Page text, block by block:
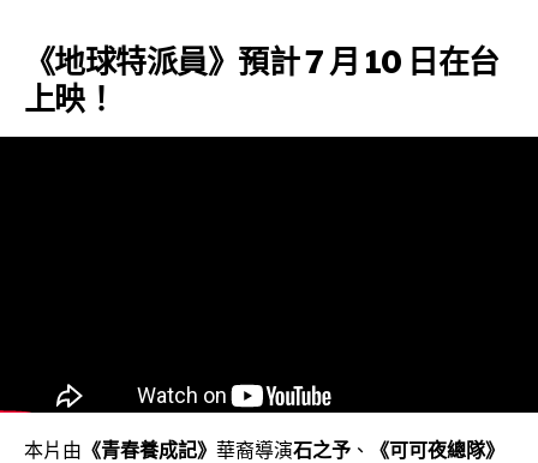
《地球特派員》預計 7 月 10 日在台
上映！
本片由 《青春養成記》 華裔導演石之予 、
《可可夜總隊》